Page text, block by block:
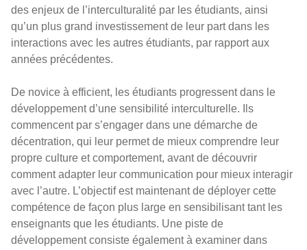
des enjeux de l’interculturalité par les étudiants, ainsi
qu’un plus grand investissement de leur part dans les
interactions avec les autres étudiants, par rapport aux
années précédentes.
De novice à efficient, les étudiants progressent dans le
développement d’une sensibilité interculturelle. Ils
commencent par s’engager dans une démarche de
décentration, qui leur permet de mieux comprendre leur
propre culture et comportement, avant de découvrir
comment adapter leur communication pour mieux interagir
avec l’autre. L’objectif est maintenant de déployer cette
compétence de façon plus large en sensibilisant tant les
enseignants que les étudiants. Une piste de
développement consiste également à examiner dans